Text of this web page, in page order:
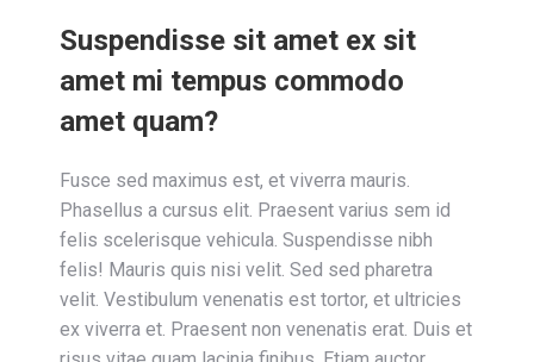
Suspendisse sit amet ex sit
amet mi tempus commodo
amet quam?
Fusce sed maximus est, et viverra mauris.
Phasellus a cursus elit. Praesent varius sem id
felis scelerisque vehicula. Suspendisse nibh
felis! Mauris quis nisi velit. Sed sed pharetra
velit. Vestibulum venenatis est tortor, et ultricies
ex viverra et. Praesent non venenatis erat. Duis et